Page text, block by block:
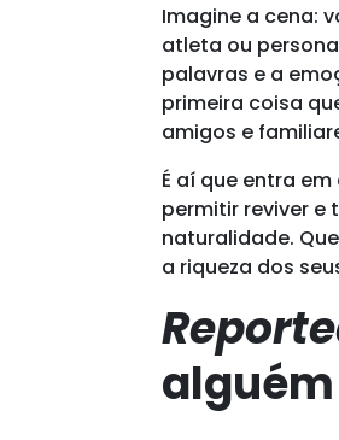
Imagine a cena:
atleta ou
palavras e a
primeira coisa
amigos e
É aí que entra em
permitir reviver
naturalidade.
a riqueza dos